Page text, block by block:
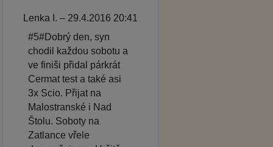
Lenka I. – 29.4.2016 20:41
#5#Dobrý den, syn
chodil každou sobotu a
ve finiši přidal párkrát
Cermat test a také asi
3x Scio. Přijat na
Malostranské i Nad
Štolu. Soboty na
Zatlance vřele